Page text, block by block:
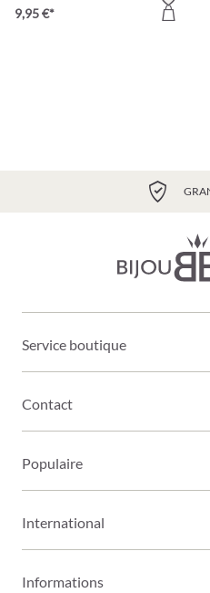
9,95 €*
Service boutique
Contact
Populaire
International
Informations